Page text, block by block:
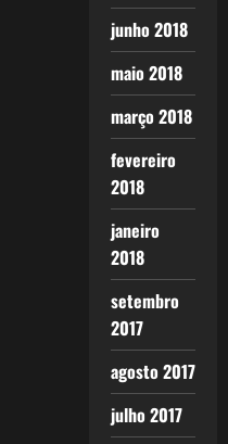
junho 2018
maio 2018
março 2018
fevereiro
2018
janeiro
2018
setembro
2017
agosto 2017
julho 2017